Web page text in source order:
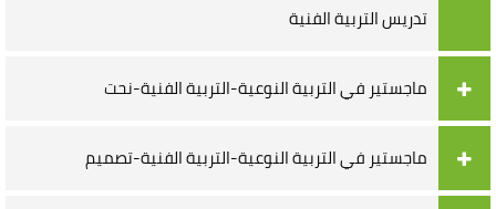
تدريس التربية الفنية
ماجستير في التربية النوعية-التربية الفنية-نحت
ماجستير في التربية النوعية-التربية الفنية-تصميم